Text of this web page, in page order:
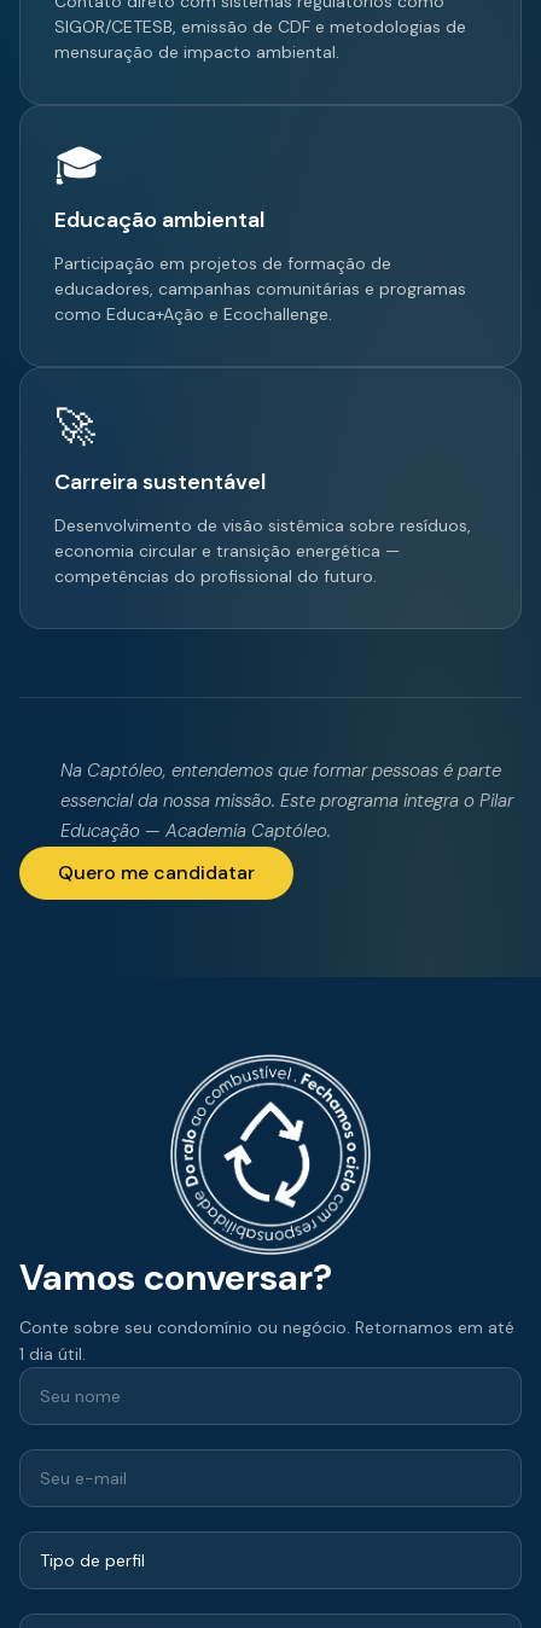
SIGOR/CETESB, emissão de CDF e metodologias de
mensuração de impacto ambiental.
🎓
Educação ambiental
Participação em projetos de formação de
educadores, campanhas comunitárias e programas
como Educa+Ação e Ecochallenge.
🚀
Carreira sustentável
Desenvolvimento de visão sistêmica sobre resíduos,
economia circular e transição energética —
competências do profissional do futuro.
Na Captóleo, entendemos que formar pessoas é parte
essencial da nossa missão. Este programa integra o Pilar
Educação — Academia Captóleo.
Quero me candidatar
Vamos conversar?
Conte sobre seu condomínio ou negócio. Retornamos em até
1 dia útil.